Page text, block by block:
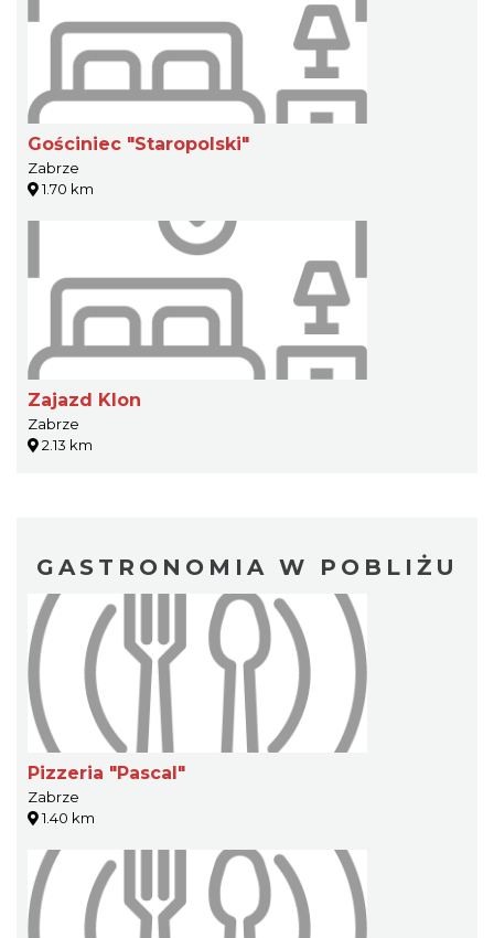
Gościniec "Staropolski"
Zabrze
1.70 km
Zajazd Klon
Zabrze
2.13 km
GASTRONOMIA W POBLIŻU
Pizzeria "Pascal"
Zabrze
1.40 km